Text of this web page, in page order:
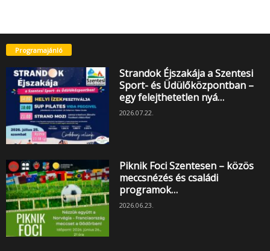
Programajánló
Strandok Éjszakája a Szentesi
Sport- és Üdülőközpontban –
egy felejthetetlen nyá…
2026.07.22.
Piknik Foci Szentesen – közös
meccsnézés és családi
programok…
2026.06.23.